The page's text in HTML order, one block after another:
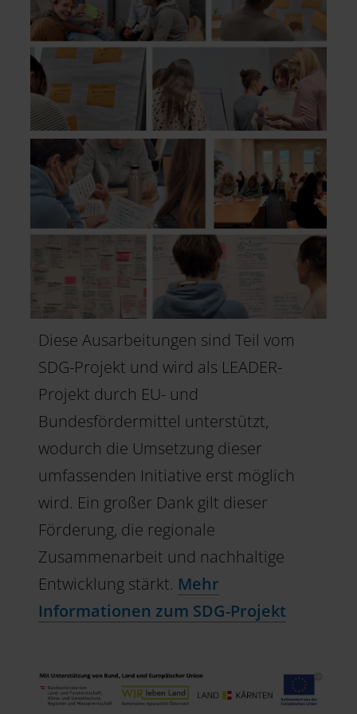
Diese Ausarbeitungen sind Teil vom
SDG-Projekt und wird als LEADER-
Projekt durch EU- und
Bundesfördermittel unterstützt,
wodurch die Umsetzung dieser
umfassenden Initiative erst möglich
wird. Ein großer Dank gilt dieser
Förderung, die regionale
Zusammenarbeit und nachhaltige
Entwicklung stärkt. Mehr
Informationen zum SDG-Projekt